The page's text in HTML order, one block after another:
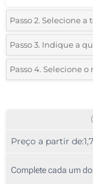
Passo 2. Selecione
*Selecione o tipo de
1 Cor (Na bolsa)
Passo 3. Indique a
*Quantidade mínima:
50
125
Passo 4. Selecione
Preço a partir de:
Complete cada um